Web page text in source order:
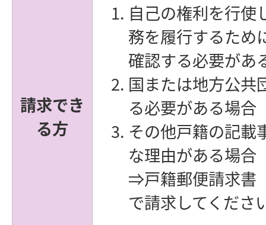
請求でき
る方
自己の権利を行使
務を履行するため
確認する必要があ
国または地方公共
る必要がある場合
その他戸籍の記載
な理由がある場合
⇒戸籍郵便請求書
で請求してくださ